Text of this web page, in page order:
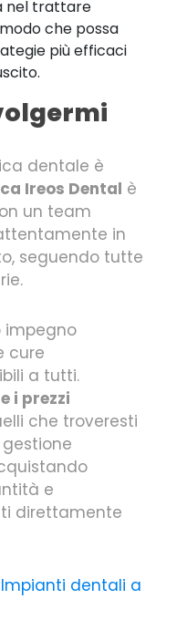
nel trattare
che possa
più efficaci
dentale è
Ireos Dental è
un team
in
seguendo tutte
impegno
cure
a tutti.
i prezzi
che troveresti
gestione
e
direttamente
Impianti dentali a